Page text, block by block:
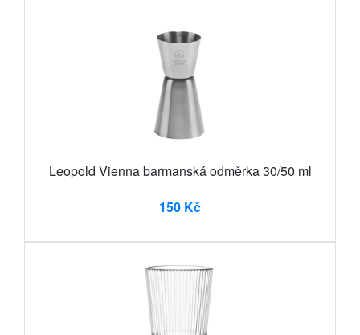
Leopold Vienna barmanská odměrka 30/50 ml
150 Kč